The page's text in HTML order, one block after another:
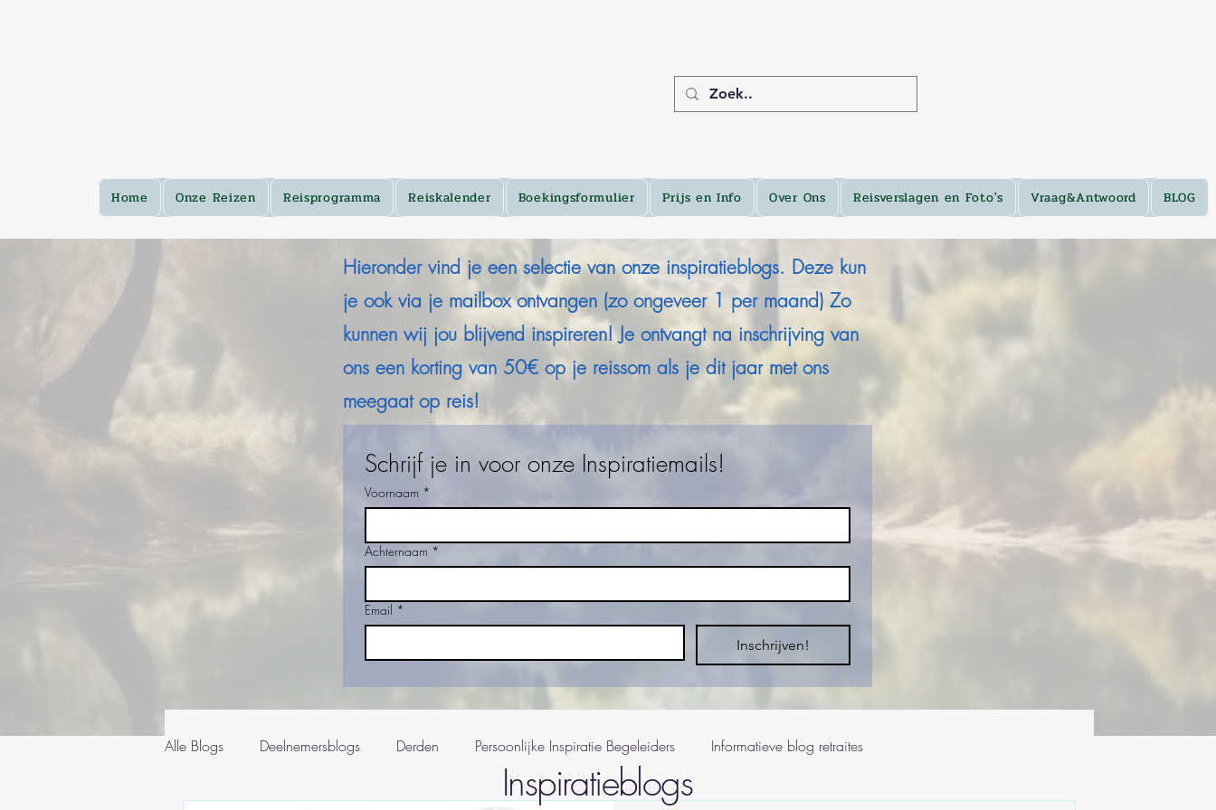
Home Onze Reizen Reisprogramma Reiskalender Boekingsformulier Prijs en Info Over Ons Reisverslagen en Foto's Vraag&Antwoord BLOG
Hieronder vind je een selectie van onze inspiratieblogs. Deze kun
je ook via je mailbox ontvangen (zo ongeveer 1 per maand) Zo
kunnen wij jou blijvend inspireren! Je ontvangt na inschrijving van
ons een korting van 50€ op je reissom als je dit jaar met ons
meegaat op reis!
Schrijf je in voor onze Inspiratiemails!
Voornaam *
Achternaam *
Email *
Inschrijven!
Alle Blogs Deelnemersblogs Derden Persoonlijke Inspiratie Begeleiders Informatieve blog retraites
Inspiratieblogs